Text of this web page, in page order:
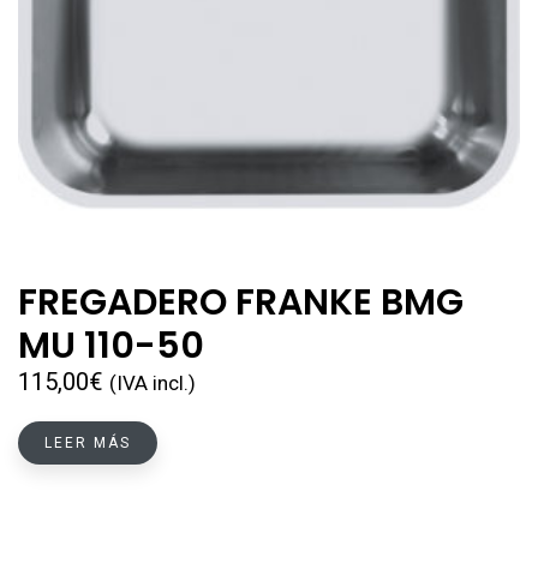
FREGADERO FRANKE BMG
MU 110-50
115,00€ (IVA incl.)
LEER MÁS